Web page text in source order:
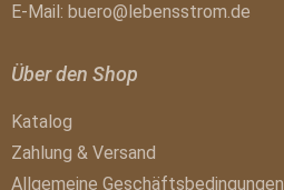
E-Mail: buero@lebensstrom.de
Über den Shop
Katalog
Zahlung & Versand
Allgemeine Geschäftsbedingungen